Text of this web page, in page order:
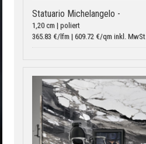
Statuario Michelangelo -
1,20 cm | poliert
365.83 €/lfm | 609.72 €/qm inkl. MwSt.